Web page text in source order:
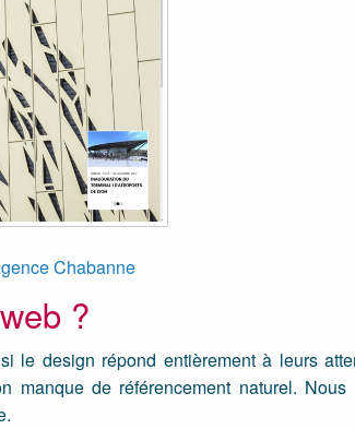
Chabanne
?
le design répond entièrement à leurs
de référencement naturel. Nous